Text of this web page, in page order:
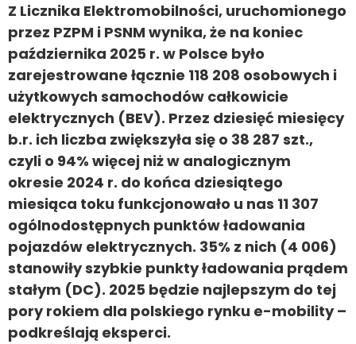
Z Licznika Elektromobilności, uruchomionego
przez PZPM i PSNM wynika, że na koniec
października 2025 r. w Polsce było
zarejestrowane łącznie 118 208 osobowych i
użytkowych samochodów całkowicie
elektrycznych (BEV). Przez dziesięć miesięcy
b.r. ich liczba zwiększyła się o 38 287 szt.,
czyli o 94% więcej niż w analogicznym
okresie 2024 r. do końca dziesiątego
miesiąca toku funkcjonowało u nas 11 307
ogólnodostępnych punktów ładowania
pojazdów elektrycznych. 35% z nich (4 006)
stanowiły szybkie punkty ładowania prądem
stałym (DC). 2025 będzie najlepszym do tej
pory rokiem dla polskiego rynku e-mobility –
podkreślają eksperci.